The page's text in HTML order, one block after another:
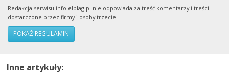
Redakcja serwisu info.elblag.pl nie odpowiada za treść komentarzy i treści
dostarczone przez firmy i osoby trzecie.
POKAŻ REGULAMIN
Inne artykuły: